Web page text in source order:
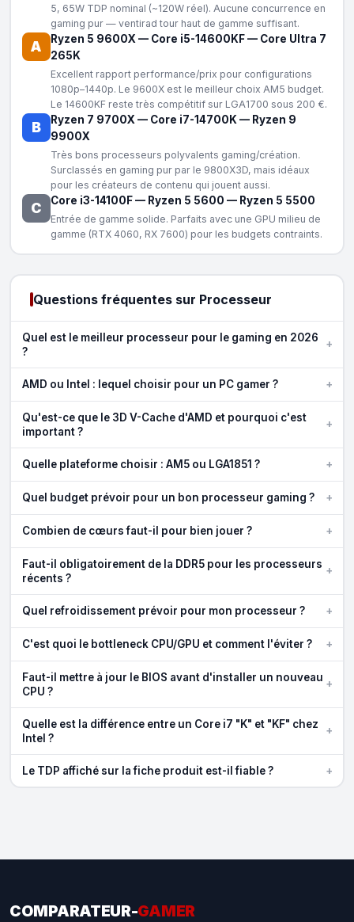
5, 65W TDP nominal (~120W réel). Aucune concurrence en
gaming pur — ventirad tour haut de gamme suffisant.
A Ryzen 5 9600X — Core i5-14600KF— Core Ultra 7
265K
Excellent rapport performance/prix pour configurations
1080p–1440p. Le 9600X est le meilleur choix AM5 budget.
Le 14600KF reste très compétitif sur LGA1700 sous 200 €.
B Ryzen 7 9700X — Core i7-14700K — Ryzen 9
9900X
Très bons processeurs polyvalents gaming/création.
Surclassés en gaming pur par le 9800X3D, mais idéaux
pour les créateurs de contenu qui jouent aussi.
C Core i3-14100F— Ryzen 5 5600 — Ryzen 5 5500
Entrée de gamme solide. Parfaits avec une GPU milieu de
gamme (RTX 4060, RX 7600) pour les budgets contraints.
Questions fréquentes sur Processeur
Quel est le meilleur processeur pour le gaming en 2026
?
+
AMD ou Intel : lequel choisir pour un PC gamer ? +
Qu'est-ce que le 3D V-Cache d'AMD et pourquoi c'est
important ?
+
Quelle plateforme choisir : AM5 ou LGA1851 ? +
Quel budget prévoir pour un bon processeur gaming ? +
Combien de cœurs faut-il pour bien jouer ? +
Faut-il obligatoirement de la DDR5 pour les processeurs
récents ?
+
Quel refroidissement prévoir pour mon processeur ? +
C'est quoi le bottleneck CPU/GPU et comment l'éviter ? +
Faut-il mettre à jour le BIOS avant d'installer un nouveau
CPU ?
+
Quelle est la différence entre un Core i7 "K" et "KF" chez
Intel ?
+
Le TDP affiché sur la fiche produit est-il fiable ? +
COMPARATEUR-GAMER